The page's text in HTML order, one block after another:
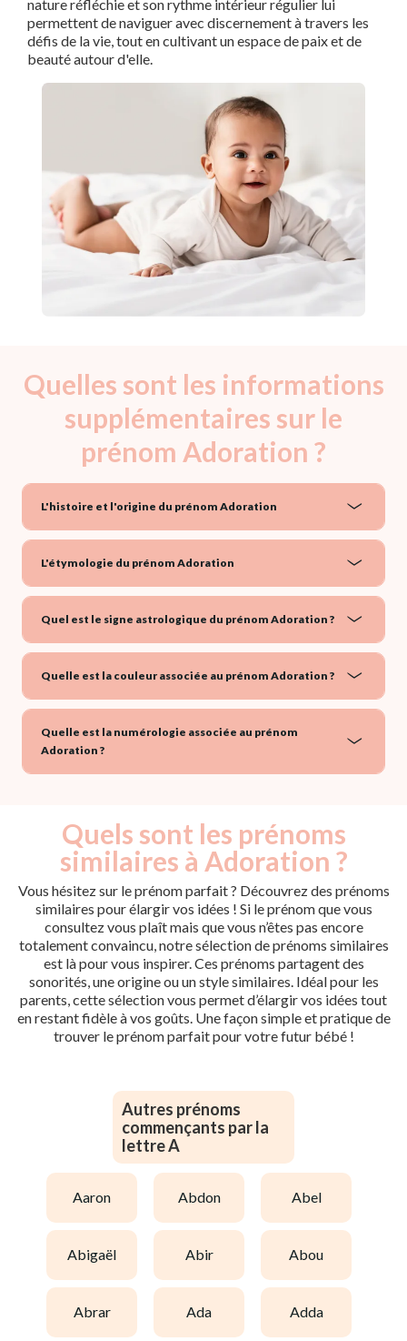
nature réfléchie et son rythme intérieur régulier lui
permettent de naviguer avec discernement à travers les
défis de la vie, tout en cultivant un espace de paix et de
beauté autour d'elle.
Quelles sont les informations
supplémentaires sur le
prénom Adoration ?
L'histoire et l'origine du prénom Adoration
L'étymologie du prénom Adoration
Quel est le signe astrologique du prénom Adoration ?
Quelle est la couleur associée au prénom Adoration ?
Quelle est la numérologie associée au prénom
Adoration ?
Quels sont les prénoms
similaires à Adoration ?
Vous hésitez sur le prénom parfait ? Découvrez des prénoms
similaires pour élargir vos idées ! Si le prénom que vous
consultez vous plaît mais que vous n’êtes pas encore
totalement convaincu, notre sélection de prénoms similaires
est là pour vous inspirer. Ces prénoms partagent des
sonorités, une origine ou un style similaires. Idéal pour les
parents, cette sélection vous permet d’élargir vos idées tout
en restant fidèle à vos goûts. Une façon simple et pratique de
trouver le prénom parfait pour votre futur bébé !
Autres prénoms
commençants par la
lettre A
aaron abdon abel
abigaël abir abou
abrar ada adda